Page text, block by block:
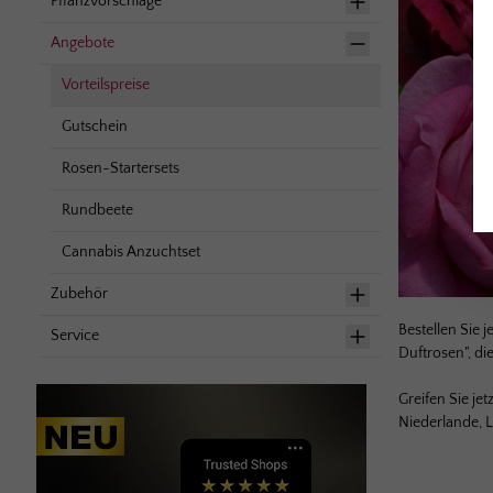
Angebote
Vorteilspreise
Gutschein
Rosen-Startersets
Rundbeete
Cannabis Anzuchtset
Zubehör
Service Bestellen Sie
Duftrosen",
Greifen Sie
Niederlande,